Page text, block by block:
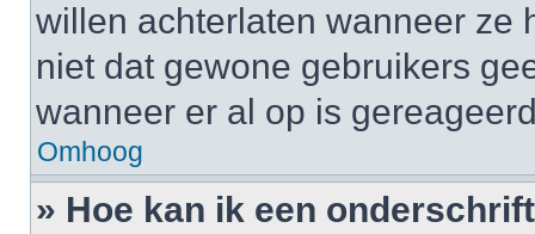
willen achterlaten wanneer ze
niet dat gewone gebruikers
wanneer er al op is
Omhoog
» Hoe kan ik een